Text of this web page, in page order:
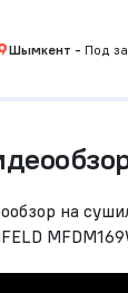
Шымкент - Под
на